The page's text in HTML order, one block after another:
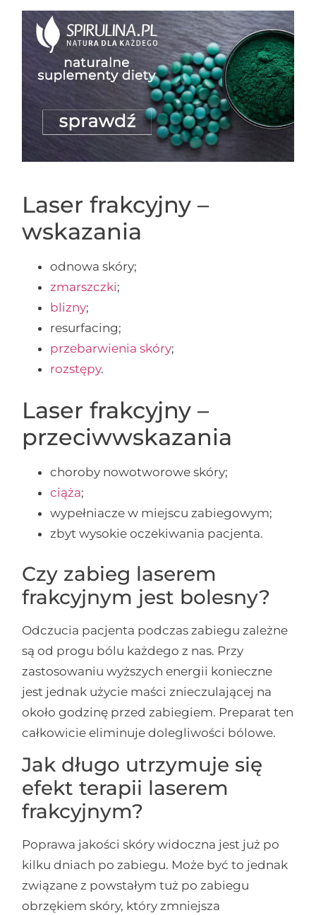
Laser frakcyjny –
wskazania
odnowa skóry;
zmarszczki;
blizny;
resurfacing;
przebarwienia skóry;
rozstępy.
Laser frakcyjny –
przeciwwskazania
choroby nowotworowe skóry;
ciąża;
wypełniacze w miejscu zabiegowym;
zbyt wysokie oczekiwania pacjenta.
Czy zabieg laserem
frakcyjnym jest bolesny?
Odczucia pacjenta podczas zabiegu zależne
są od progu bólu każdego z nas. Przy
zastosowaniu wyższych energii konieczne
jest jednak użycie maści znieczulającej na
około godzinę przed zabiegiem. Preparat ten
całkowicie eliminuje dolegliwości bólowe.
Jak długo utrzymuje się
efekt terapii laserem
frakcyjnym?
Poprawa jakości skóry widoczna jest już po
kilku dniach po zabiegu. Może być to jednak
związane z powstałym tuż po zabiegu
obrzękiem skóry, który zmniejsza